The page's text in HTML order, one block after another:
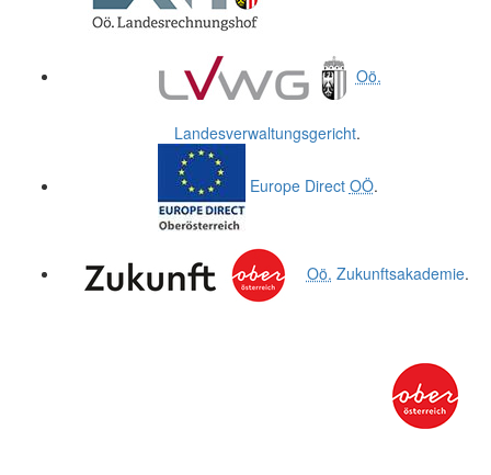
Oö.
Landesverwaltungsgericht.
Europe Direct OÖ.
Oö. Zukunftsakademie.